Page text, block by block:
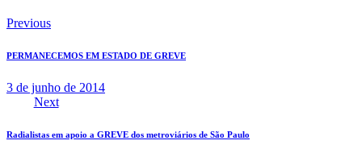
Previous
PERMANECEMOS EM ESTADO DE GREVE
3 de junho de 2014
Next
Radialistas em apoio a GREVE dos metroviários de São Paulo